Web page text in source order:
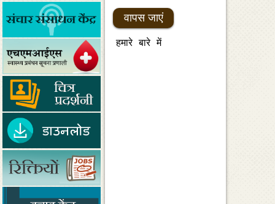
वापस जाएं
हमारे बारे में